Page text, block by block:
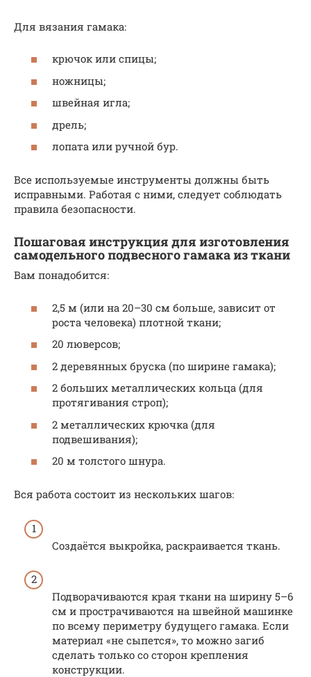
Для вязания гамака:
крючок или спицы;
ножницы;
швейная игла;
дрель;
лопата или ручной бур.
Все используемые инструменты должны быть
исправными. Работая с ними, следует соблюдать
правила безопасности.
Пошаговая инструкция для изготовления
самодельного подвесного гамака из ткани
Вам понадобится:
2,5 м (или на 20–30 см больше, зависит от
роста человека) плотной ткани;
20 люверсов;
2 деревянных бруска (по ширине гамака);
2 больших металлических кольца (для
протягивания строп);
2 металлических крючка (для
подвешивания);
20 м толстого шнура.
Вся работа состоит из нескольких шагов:
Создаётся выкройка, раскраивается ткань.
Подворачиваются края ткани на ширину 5–6
см и прострачиваются на швейной машинке
по всему периметру будущего гамака. Если
материал «не сыпется», то можно загиб
сделать только со сторон крепления
конструкции.